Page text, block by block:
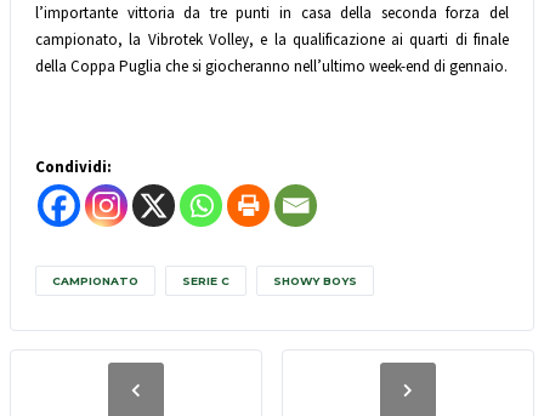
l’importante vittoria da tre punti in casa della seconda forza del
campionato, la Vibrotek Volley, e la qualificazione ai quarti di finale
della Coppa Puglia che si giocheranno nell’ultimo week-end di gennaio.
Condividi:
CAMPIONATO SERIE C SHOWY BOYS